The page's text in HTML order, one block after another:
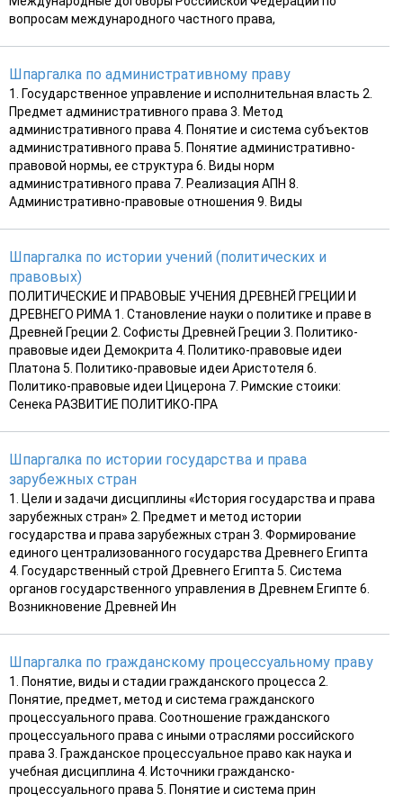
вопросам международного частного права,
Шпаргалка по административному праву
1. Государственное управление и исполнительная власть 2.
Предмет административного права 3. Метод
административного права 4. Понятие и система субъектов
административного права 5. Понятие административно-
правовой нормы, ее структура 6. Виды норм
административного права 7. Реализация АПН 8.
Административно-правовые отношения 9. Виды
Шпаргалка по истории учений (политических и
правовых)
ПОЛИТИЧЕСКИЕ И ПРАВОВЫЕ УЧЕНИЯ ДРЕВНЕЙ ГРЕЦИИ И
ДРЕВНЕГО РИМА 1. Становление науки о политике и праве в
Древней Греции 2. Софисты Древней Греции 3. Политико-
правовые идеи Демокрита 4. Политико-правовые идеи
Платона 5. Политико-правовые идеи Аристотеля 6.
Политико-правовые идеи Цицерона 7. Римские стоики:
Сенека РАЗВИТИЕ ПОЛИТИКО-ПРА
Шпаргалка по истории государства и права
зарубежных стран
1. Цели и задачи дисциплины «История государства и права
зарубежных стран» 2. Предмет и метод истории
государства и права зарубежных стран 3. Формирование
единого централизованного государства Древнего Египта
4. Государственный строй Древнего Египта 5. Система
органов государственного управления в Древнем Египте 6.
Возникновение Древней Ин
Шпаргалка по гражданскому процессуальному праву
1. Понятие, виды и стадии гражданского процесса 2.
Понятие, предмет, метод и система гражданского
процессуального права. Соотношение гражданского
процессуального права с иными отраслями российского
права 3. Гражданское процессуальное право как наука и
учебная дисциплина 4. Источники гражданско-
процессуального права 5. Понятие и система прин